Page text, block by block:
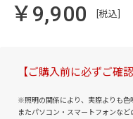
￥9,900 [税込]
【ご購入前に必ずご確
※照明の関係により、実際よりも色
またパソコン・スマートフォンな